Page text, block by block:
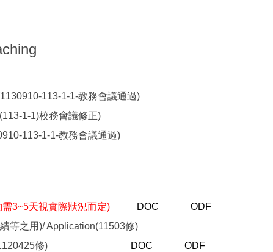
113-1-1-教務會議通過)
1-1)校務會議修正)
113-1-1-教務會議通過)
需3~5天視實際狀況而定) DOC
ODF
等之用)/ Application(11503修)
人用_(1120425修)
DOC
ODF